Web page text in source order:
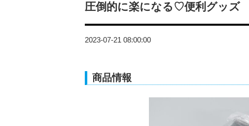
圧倒的に楽になる♡便利グッズ
2023-07-21 08:00:00
商品情報